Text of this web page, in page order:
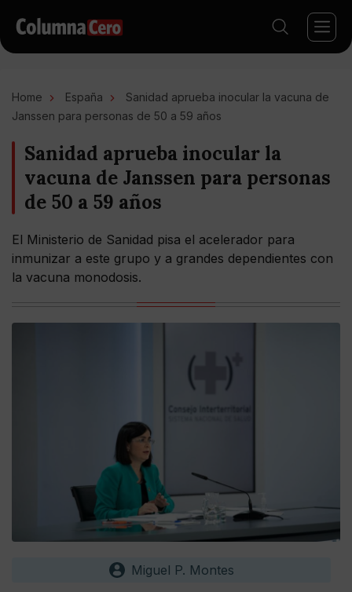
Home España
Sanidad aprueba inocular la vacuna de
Janssen para personas de 50 a 59 años
Sanidad aprueba inocular la
vacuna de Janssen para personas
de 50 a 59 años
El Ministerio de Sanidad pisa el acelerador para
inmunizar a este grupo y a grandes dependientes con
la vacuna monodosis.
Miguel P. Montes